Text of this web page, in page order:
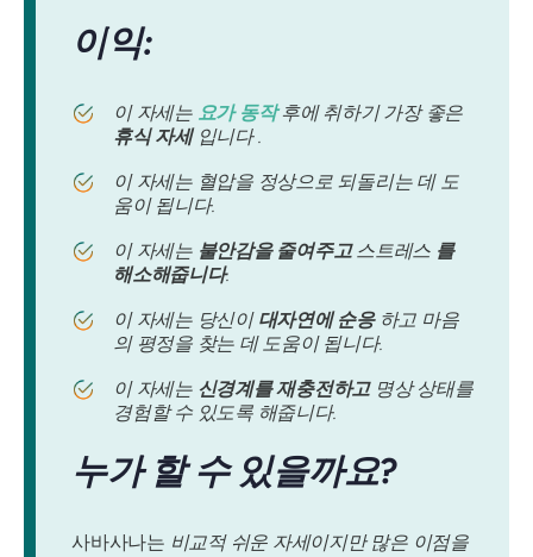
이익:
이 자세는 요가 동작후에 취하기 가장 좋은
휴식 자세입니다 .
이 자세는 혈압을 정상으로 되돌리는 데 도
움이 됩니다.
이 자세는 불안감을 줄여주고스트레스 를
해소해줍니다.
이 자세는 당신이 대자연에 순응하고 마음
의 평정을 찾는 데 도움이 됩니다.
이 자세는 신경계를 재충전하고명상 상태를
경험할 수 있도록 해줍니다.
누가 할 수 있을까요?
사바사나는 비교적 쉬운 자세이지만 많은 이점을